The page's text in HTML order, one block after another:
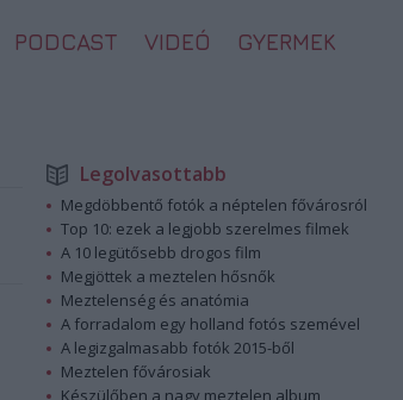
PODCAST VIDEÓ GYERMEK
Legolvasottabb
Megdöbbentő fotók a néptelen fővárosról
Top 10: ezek a legjobb szerelmes filmek
A 10 legütősebb drogos film
Megjöttek a meztelen hősnők
Meztelenség és anatómia
A forradalom egy holland fotós szemével
A legizgalmasabb fotók 2015-ből
Meztelen fővárosiak
Készülőben a nagy meztelen album